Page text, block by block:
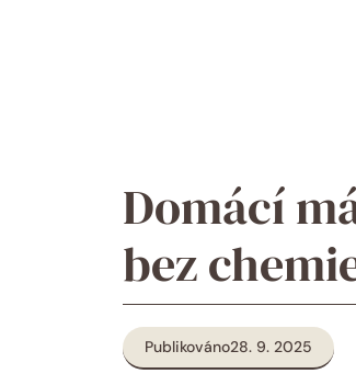
Domácí
bez
Publikováno28. 9. 2025